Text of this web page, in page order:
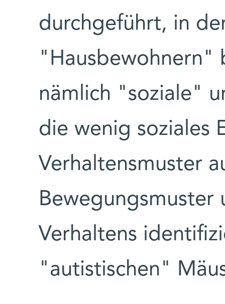
durchgeführt, in
"Hausbewohnern"
nämlich "soziale"
die wenig soziales
Verhaltensmuster
Bewegungsmuster
Verhaltens
"autistischen"